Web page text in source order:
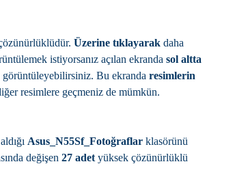
Üzerine tıklayarak daha
istiyorsanız açılan ekranda sol altta
görüntüleyebilirsiniz. Bu ekranda resimlerin
resimlere geçmeniz de mümkün.
Asus_N55Sf_Fotoğraflar klasörünü
değişen 27 adet yüksek çözünürlüklü